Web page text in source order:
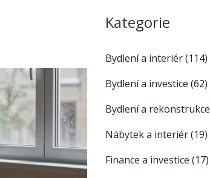
Kategorie
Bydlení a interiér(114)
Bydlení a investice (62)
Bydlení a rekonstrukce
Nábytek a interiér(19)
Finance a investice (17)